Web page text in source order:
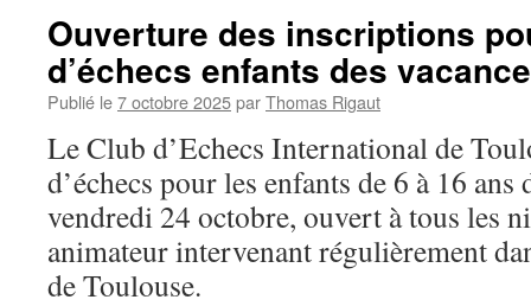
Ouverture des inscriptions
d’échecs enfants des
Publié le7 octobre 2025parThomas Rigaut
Le Club d’Echecs International de
d’échecs pour les enfants de 6 à 16
vendredi 24 octobre, ouvert à tous les
animateur intervenant régulièrement
de Toulouse.